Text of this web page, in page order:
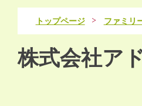
トップページ ファミリ
株式会社ア